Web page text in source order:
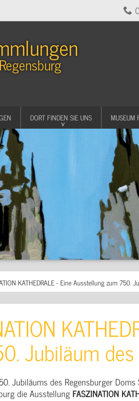
DORT FINDEN SIE UNS MUSEUM
KATHEDRALE - Eine Ausstellung zum 750.
Jubiläum
Jubiläums des Regensburger
die Ausstellung FASZINATION